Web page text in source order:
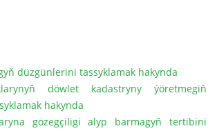
düzgünlerini tassyklamak hakynda
döwlet kadastryny ýöretmegiň
hakynda
gözegçiligi alyp barmagyň tertibini